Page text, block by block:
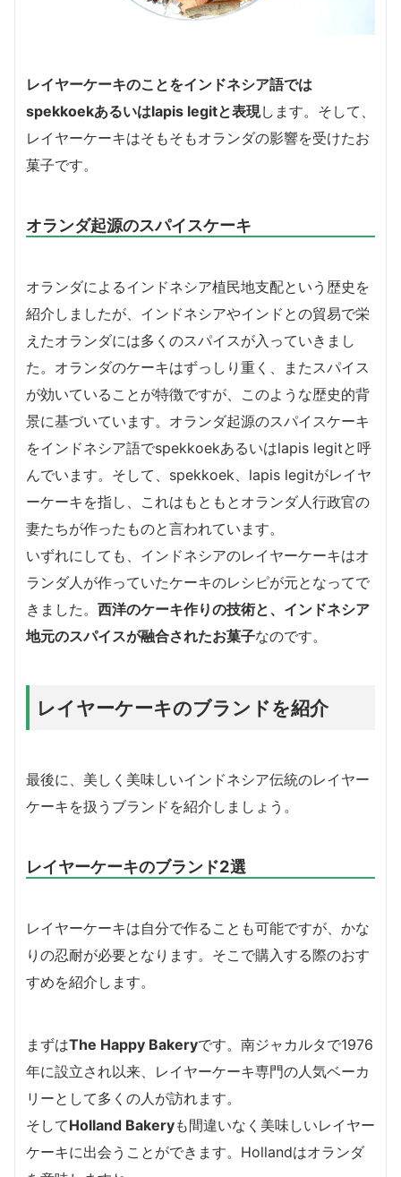
レイヤーケーキのことをインドネシア語では
spekkoekあるいはlapis legitと表現します。そして、
レイヤーケーキはそもそもオランダの影響を受けたお
菓子です。
オランダ起源のスパイスケーキ
オランダによるインドネシア植民地支配という歴史を
紹介しましたが、インドネシアやインドとの貿易で栄
えたオランダには多くのスパイスが入っていきまし
た。オランダのケーキはずっしり重く、またスパイス
が効いていることが特徴ですが、このような歴史的背
景に基づいています。オランダ起源のスパイスケーキ
をインドネシア語でspekkoekあるいはlapis legitと呼
んでいます。そして、spekkoek、lapis legitがレイヤ
ーケーキを指し、これはもともとオランダ人行政官の
妻たちが作ったものと言われています。
いずれにしても、インドネシアのレイヤーケーキはオ
ランダ人が作っていたケーキのレシピが元となってで
きました。 西洋のケーキ作りの技術と、インドネシア
地元のスパイスが融合されたお菓子なのです。
レイヤーケーキのブランドを紹介
最後に、美しく美味しいインドネシア伝統のレイヤー
ケーキを扱うブランドを紹介しましょう。
レイヤーケーキのブランド2選
レイヤーケーキは自分で作ることも可能ですが、かな
りの忍耐が必要となります。そこで購入する際のおす
すめを紹介します。
まずはThe Happy Bakeryです。南ジャカルタで1976
年に設立され以来、レイヤーケーキ専門の人気ベーカ
リーとして多くの人が訪れます。
そしてHolland Bakeryも間違いなく美味しいレイヤー
ケーキに出会うことができます。Hollandはオランダ